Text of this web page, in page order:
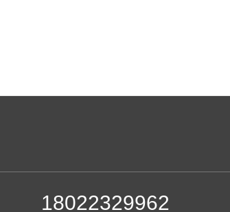
18022329962